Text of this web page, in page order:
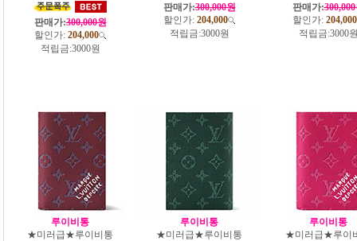
판매가:300,000원
할인가: 204,000
적립금:3000원
판매가:300,000원
할인가: 204,000
적립금:3000원
판매가:
할인가: 204,000
적립금:3000
루이비통
★미러급★루이비통
루이비통
★미러급★루이비통
루이비통
★미러급★루이